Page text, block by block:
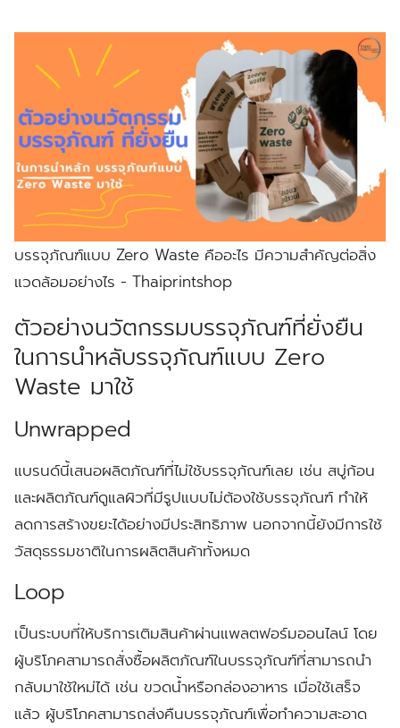
บรรจุภัณฑ์แบบ Zero Waste คืออะไร มีความสำคัญต่อสิ่ง
แวดล้อมอย่างไร - Thaiprintshop
ตัวอย่างนวัตกรรมบรรจุภัณฑ์ที่ยั่งยืน
ในการนำหลับรรจุภัณฑ์แบบ Zero
Waste มาใช้
Unwrapped
แบรนด์นี้เสนอผลิตภัณฑ์ที่ไม่ใช้บรรจุภัณฑ์เลย เช่น สบู่ก้อน
และผลิตภัณฑ์ดูแลผิวที่มีรูปแบบไม่ต้องใช้บรรจุภัณฑ์ ทำให้
ลดการสร้างขยะได้อย่างมีประสิทธิภาพ นอกจากนี้ยังมีการใช้
วัสดุธรรมชาติในการผลิตสินค้าทั้งหมด
Loop
เป็นระบบที่ให้บริการเติมสินค้าผ่านแพลตฟอร์มออนไลน์ โดย
ผู้บริโภคสามารถสั่งซื้อผลิตภัณฑ์ในบรรจุภัณฑ์ที่สามารถนำ
กลับมาใช้ใหม่ได้ เช่น ขวดน้ำหรือกล่องอาหาร เมื่อใช้เสร็จ
แล้ว ผู้บริโภคสามารถส่งคืนบรรจุภัณฑ์เพื่อทำความสะอาด